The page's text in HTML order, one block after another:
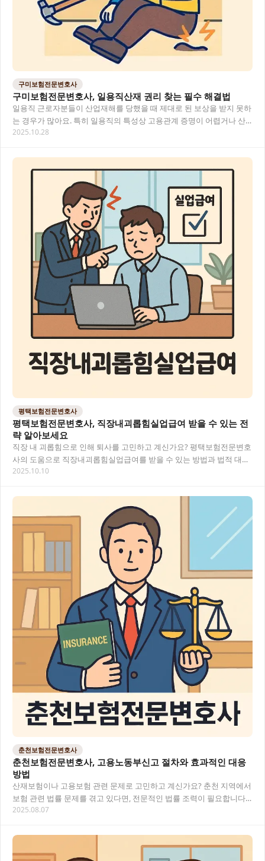
구미보험전문변호사
구미보험전문변호사, 일용직산재 권리 찾는 필수 해결법
일용직 근로자분들이 산업재해를 당했을 때 제대로 된 보상을 받지 못하
는 경우가 많아요. 특히 일용직의 특성상 고용관계 증명이 어렵거나 산
재 신청 과정이 복잡하여 포기하는 경우가 빈…
2025.10.28
평택보험전문변호사
평택보험전문변호사, 직장내괴롭힘실업급여 받을 수 있는 전
략 알아보세요
직장 내 괴롭힘으로 인해 퇴사를 고민하고 계신가요? 평택보험전문변호
사의 도움으로 직장내괴롭힘실업급여를 받을 수 있는 방법과 법적 대응
전략에 대해 알아보겠습니다. 직장 내 괴롭힘의…
2025.10.10
춘천보험전문변호사
춘천보험전문변호사, 고용노동부신고 절차와 효과적인 대응
방법
산재보험이나 고용보험 관련 문제로 고민하고 계신가요? 춘천 지역에서
보험 관련 법률 문제를 겪고 있다면, 전문적인 법률 조력이 필요합니다.
특히 고용노동부신고는 절차와 준비 과정이…
2025.08.07